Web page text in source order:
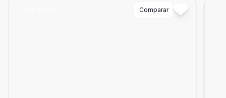
Comparar